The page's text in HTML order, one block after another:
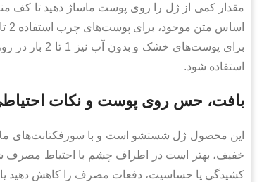
مقدار کمی از ژل را روی پوست ماساژ دهید تا کف
برای
استفاده شود.
بافت، حس روی پوست و نکات
این محصول ژل شستشو است و با سورفکتانت‌های
خفیف، بهتر است در اطراف چشم با احتیاط مصرف
کشیدگی یا حساسیت، دفعات مصرف را کاهش دهید یا